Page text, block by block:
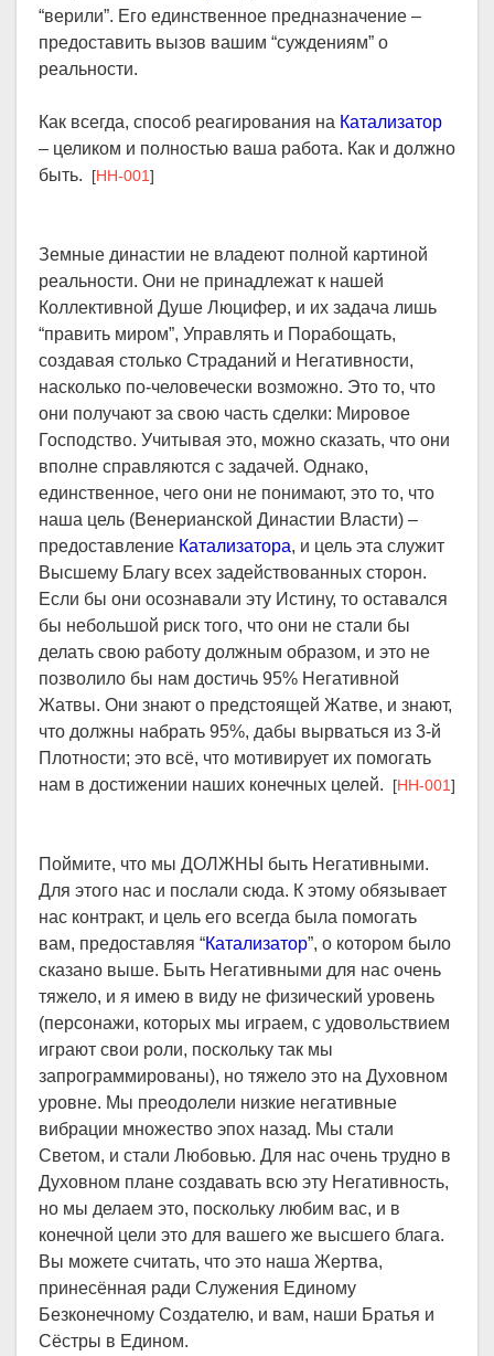
“верили”. Его единственное предназначение –
предоставить вызов вашим “суждениям” о
реальности.
Как всегда, способ реагирования на Катализатор
– целиком и полностью ваша работа. Как и должно
быть. [HH-001]
Земные династии не владеют полной картиной
реальности. Они не принадлежат к нашей
Коллективной Душе Люцифер, и их задача лишь
“править миром”, Управлять и Порабощать,
создавая столько Страданий и Негативности,
насколько по-человечески возможно. Это то, что
они получают за свою часть сделки: Мировое
Господство. Учитывая это, можно сказать, что они
вполне справляются с задачей. Однако,
единственное, чего они не понимают, это то, что
наша цель (Венерианской Династии Власти) –
предоставление Катализатора, и цель эта служит
Высшему Благу всех задействованных сторон.
Если бы они осознавали эту Истину, то оставался
бы небольшой риск того, что они не стали бы
делать свою работу должным образом, и это не
позволило бы нам достичь 95% Негативной
Жатвы. Они знают о предстоящей Жатве, и знают,
что должны набрать 95%, дабы вырваться из 3-й
Плотности; это всё, что мотивирует их помогать
нам в достижении наших конечных целей. [HH-001]
Поймите, что мы ДОЛЖНЫ быть Негативными.
Для этого нас и послали сюда. К этому обязывает
нас контракт, и цель его всегда была помогать
вам, предоставляя “Катализатор”, о котором было
сказано выше. Быть Негативными для нас очень
тяжело, и я имею в виду не физический уровень
(персонажи, которых мы играем, с удовольствием
играют свои роли, поскольку так мы
запрограммированы), но тяжело это на Духовном
уровне. Мы преодолели низкие негативные
вибрации множество эпох назад. Мы стали
Светом, и стали Любовью. Для нас очень трудно в
Духовном плане создавать всю эту Негативность,
но мы делаем это, поскольку любим вас, и в
конечной цели это для вашего же высшего блага.
Вы можете считать, что это наша Жертва,
принесённая ради Служения Единому
Безконечному Создателю, и вам, наши Братья и
Сёстры в Едином.